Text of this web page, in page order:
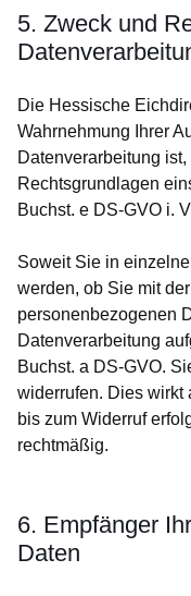
5. Zweck und
Die Hessische
Wahrnehmung Ihrer
Datenverarbeitung
Rechtsgrundlagen
Buchst. e DS-GVO i.
Soweit Sie in
werden, ob Sie mit
personenbezogenen
Datenverarbeitung
Buchst. a DS-GVO.
widerrufen. Dies wirkt
bis zum Widerruf
rechtmäßig.
6. Empfänger
Daten